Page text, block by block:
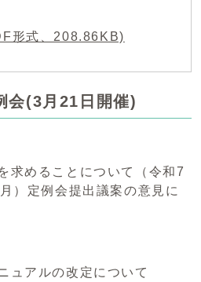
形式、208.86KB)
会(3月21日開催)
求めることについて（令和7
）定例会提出議案の意見に
ュアルの改定について